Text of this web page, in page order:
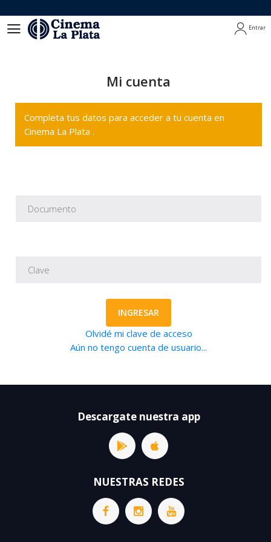
Entrar
Mi cuenta
Completa tus datos para acceder a tu cuenta en
Cinema La Plata .
INGRESAR
Olvidé mi clave de acceso
Aún no tengo cuenta de usuario...
Descargate nuestra app
NUESTRAS REDES